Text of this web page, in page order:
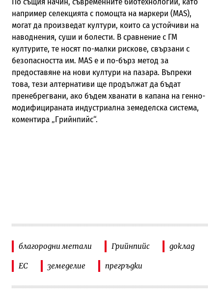
например селекцията с помощта на маркери (MAS),
могат да произведат култури, които са устойчиви на
наводнения, суши и болести. В сравнение с ГМ
културите, те носят по-малки рискове, свързани с
безопасността им. MAS е и по-бърз метод за
предоставяне на нови култури на пазара. Въпреки
това, тези алтернативи ще продължат да бъдат
пренебрегвани, ако бъдем хванати в капана на генно-
модифицираната индустриална земеделска система,
коментира „Грийнпийс“.
благородни метали Грийнпийс доклад
ЕС земеделие прегръдки